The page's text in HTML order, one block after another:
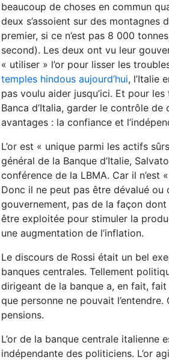
beaucoup de choses en commun
deux s’assoient sur des montagnes
premier, si ce n’est pas 8 000
second). Les deux ont vu leur
« utiliser » l’or pour lisser les
temples hindous aujourd’hui, l’Italie
pas voulu aider jusqu’ici. Et pour
Banca d’Italia, garder le contrôle
avantages : la confiance et
L’or est « unique parmi les actifs
général de la Banque d’Italie,
conférence de la LBMA. Car il n’est
Donc il ne peut pas être dévalué ou
gouvernement, pas de la façon
être exploitée pour stimuler la
une augmentation de l’inflation.
Le discours de Rossi était un bel
banques centrales. Tellement
dirigeant de la banque a, en fait,
que personne ne pouvait l’entendre.
pensions.
L’or de la banque centrale italienne
indépendante des politiciens. L’or